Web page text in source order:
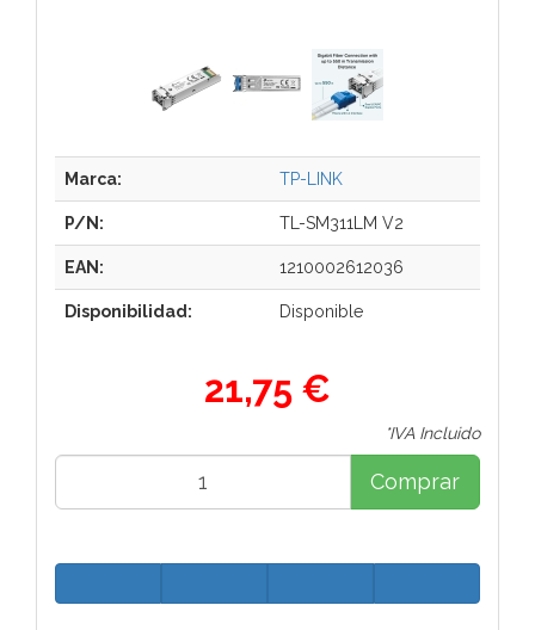
Marca: TP-LINK
P/N: TL-SM311LM V2
EAN: 1210002612036
Disponibilidad: Disponible
21,75 €
*IVA Incluido
Comprar